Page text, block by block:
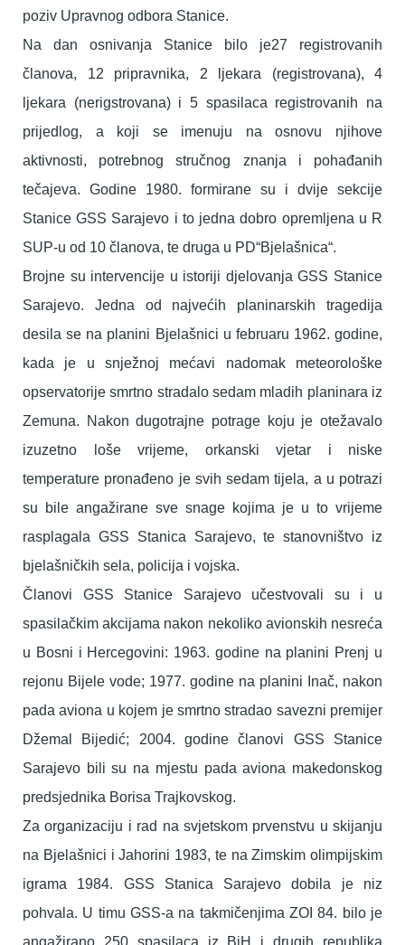
poziv Upravnog odbora Stanice.
Na dan osnivanja Stanice bilo je27 registrovanih
članova, 12 pripravnika, 2 ljekara (registrovana), 4
ljekara (nerigstrovana) i 5 spasilaca registrovanih na
prijedlog, a koji se imenuju na osnovu njihove
aktivnosti, potrebnog stručnog znanja i pohađanih
tečajeva. Godine 1980. formirane su i dvije sekcije
Stanice GSS Sarajevo i to jedna dobro opremljena u R
SUP-u od 10 članova, te druga u PD“Bjelašnica“.
Brojne su intervencije u istoriji djelovanja GSS Stanice
Sarajevo. Jedna od najvećih planinarskih tragedija
desila se na planini Bjelašnici u februaru 1962. godine,
kada je u snježnoj mećavi nadomak meteorološke
opservatorije smrtno stradalo sedam mladih planinara iz
Zemuna. Nakon dugotrajne potrage koju je otežavalo
izuzetno loše vrijeme, orkanski vjetar i niske
temperature pronađeno je svih sedam tijela, a u potrazi
su bile angažirane sve snage kojima je u to vrijeme
rasplagala GSS Stanica Sarajevo, te stanovništvo iz
bjelašničkih sela, policija i vojska.
Članovi GSS Stanice Sarajevo učestvovali su i u
spasilačkim akcijama nakon nekoliko avionskih nesreća
u Bosni i Hercegovini: 1963. godine na planini Prenj u
rejonu Bijele vode; 1977. godine na planini Inač, nakon
pada aviona u kojem je smrtno stradao savezni premijer
Džemal Bijedić; 2004. godine članovi GSS Stanice
Sarajevo bili su na mjestu pada aviona makedonskog
predsjednika Borisa Trajkovskog.
Za organizaciju i rad na svjetskom prvenstvu u skijanju
na Bjelašnici i Jahorini 1983, te na Zimskim olimpijskim
igrama 1984. GSS Stanica Sarajevo dobila je niz
pohvala. U timu GSS-a na takmičenjima ZOI 84. bilo je
angažirano 250 spasilaca iz BiH i drugih republika